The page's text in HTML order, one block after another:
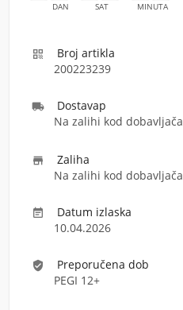
DAN SAT MINUTA

Broj artikla
200223239
 Dostavap
Na zalihi kod dobavljača

Zaliha
Na zalihi kod dobavljača

Datum izlaska
10.04.2026
verified_user
Preporučena dob
PEGI 12+